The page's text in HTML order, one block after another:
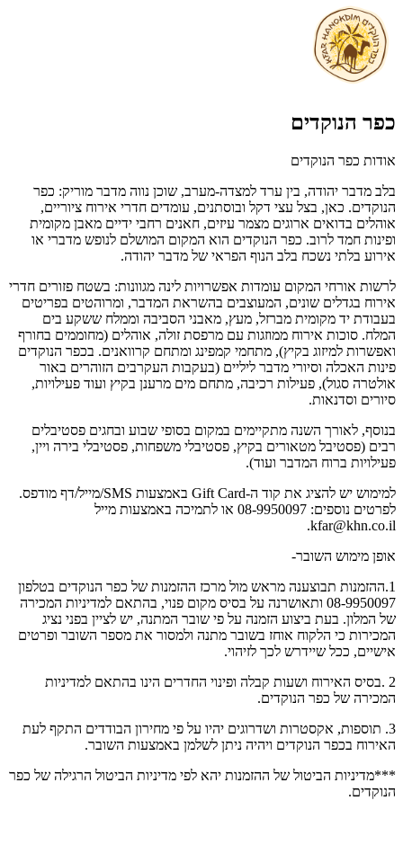
כפר הנוקדים
אודות כפר הנוקדים
בלב מדבר יהודה, בין ערד למצדה-מערב, שוכן נווה מדבר מוריק: כפר
הנוקדים. כאן, בצל עצי דקל ובוסתנים, עומדים חדרי אירוח ציוריים,
אוהלים בדואים ארוגים מצמר עיזים, חאנים רחבי ידיים מאבן מקומית
ופינות חמד לרוב. כפר הנוקדים הוא המקום המושלם לנופש מדברי או
אירוע בלתי נשכח בלב הנוף הפראי של מדבר יהודה.
לרשות אורחי המקום עומדות אפשרויות לינה מגוונות: בשטח פזורים חדרי
אירוח בגדלים שונים, המעוצבים בהשראת המדבר, ומרוהטים בפריטים
בעבודת יד מקומית מברזל, מעץ, מאבני הסביבה וממלח ששקע בים
המלח. סוכות אירוח ממוזגות עם מרפסת זולה, אוהלים (מחוממים בחורף
ואפשרות למיזוג בקיץ), מתחמי קמפינג ומתחם קרוואנים. בכפר הנוקדים
פינות האכלה וסיורי מדבר ליליים (בעקבות העקרבים הזוהרים באור
אולטרה סגול), פעילות רכיבה, מתחם מים מרענן בקיץ ועוד פעילויות,
סיורים וסדנאות.
בנוסף, לאורך השנה מתקיימים במקום בסופי שבוע ובחגים פסטיבלים
רבים (פסטיבל מטאורים בקיץ, פסטיבלי משפחות, פסטיבלי בירה ויין,
פעילויות ברוח המדבר ועוד).
למימוש יש להציג את קוד ה-Gift Card באמצעות SMS/מייל/דף מודפס.
לפרטים נוספים: 08-9950097 או לתמיכה באמצעות מייל
kfar@khn.co.il
.
אופן מימוש השובר-
1.ההזמנות תבוצענה מראש מול מרכז ההזמנות של כפר הנוקדים בטלפון
08-9950097 ותאושרנה על בסיס מקום פנוי, בהתאם למדיניות המכירה
של המלון. בעת ביצוע הזמנה על פי שובר המתנה, יש לציין בפני נציג
המכירות כי הלקוח אוחז בשובר מתנה ולמסור את מספר השובר ופרטים
אישיים, ככל שיידרש לכך לזיהוי.
2 .בסיס האירוח ושעות קבלה ופינוי החדרים הינו בהתאם למדיניות
המכירה של כפר הנוקדים.
3. תוספות, אקסטרות ושדרוגים יהיו על פי מחירון הבודדים התקף לעת
האירוח בכפר הנוקדים ויהיה ניתן לשלמן באמצעות השובר.
***מדיניות הביטול של ההזמנות יהא לפי מדיניות הביטול הרגילה של כפר
הנוקדים.